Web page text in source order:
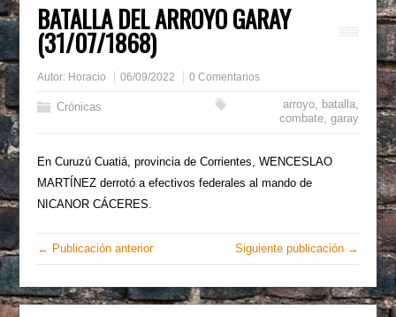
BATALLA DEL ARROYO GARAY
(31/07/1868)
Autor: Horacio 06/09/2022 0 Comentarios
Crónicas arroyo, batalla,
combate, garay
En Curuzú Cuatiá, provincia de Corrientes, WENCESLAO
MARTÍNEZ derrotó a efectivos federales al mando de
NICANOR CÁCERES.
← Publicación anterior Siguiente publicación →